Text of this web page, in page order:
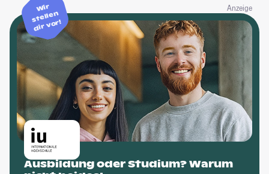
Anzeige
Wir
stellen
dir vor!
Ausbildung oder Studium? Warum